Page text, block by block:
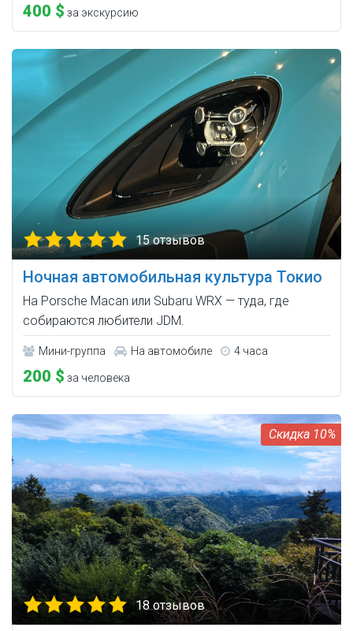
400 $ за экскурсию
15 отзывов
Ночная автомобильная культура Токио
На Porsche Macan или Subaru WRX — туда, где
собираются любители JDM.
Мини-группа На автомобиле 4 часа
200 $ за человека
10%
18 отзывов